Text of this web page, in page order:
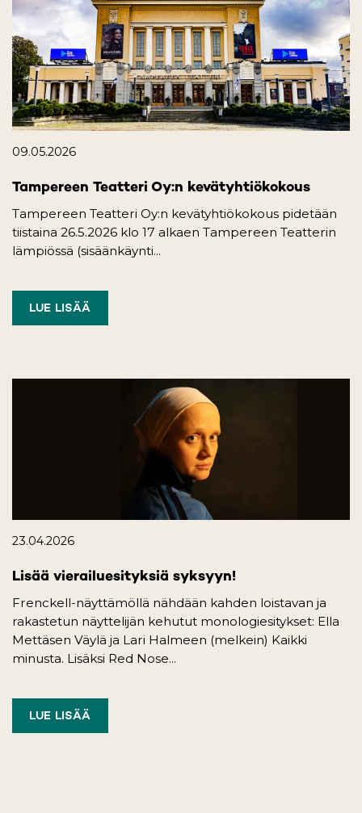
09.05.2026
Tampereen Teatteri Oy:n kevätyhtiökokous
Tampereen Teatteri Oy:n kevätyhtiökokous pidetään
tiistaina 26.5.2026 klo 17 alkaen Tampereen Teatterin
lämpiössä (sisäänkäynti...
LUE LISÄÄ
23.04.2026
Lisää vierailuesityksiä syksyyn!
Frenckell-näyttämöllä nähdään kahden loistavan ja
rakastetun näyttelijän kehutut monologiesitykset: Ella
Mettäsen Väylä ja Lari Halmeen (melkein) Kaikki
minusta. Lisäksi Red Nose...
LUE LISÄÄ